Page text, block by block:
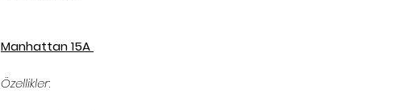
Manhattan 15A
Özellikler: